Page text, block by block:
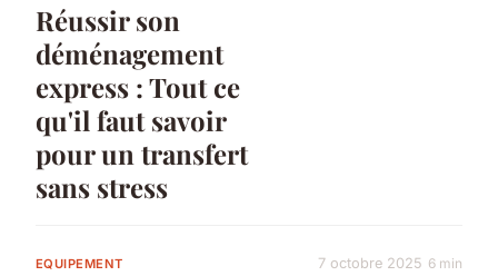
Réussir son
déménagement
express : Tout ce
qu'il faut savoir
pour un transfert
sans stress
EQUIPEMENT 7 octobre 2025 6 min